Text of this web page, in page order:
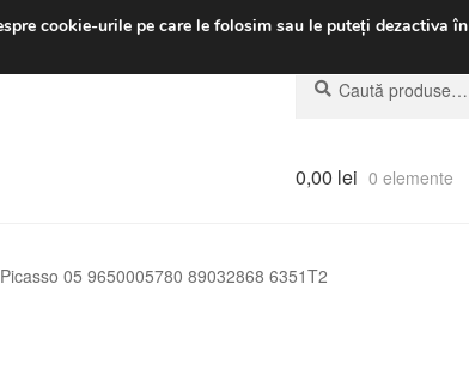
vineri 9 a.m. - 4 p.m.031 229 6816
Caută
după:
Caută
0,00 lei 0 elemente
05 9650005780 89032868 6351T2
cookie-urile pe care le folosim sau le puteți dezactiva în